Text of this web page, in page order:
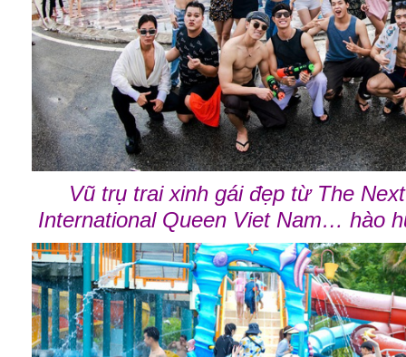
Vũ trụ trai xinh gái đẹp từ The
International Queen Viet Nam… hào